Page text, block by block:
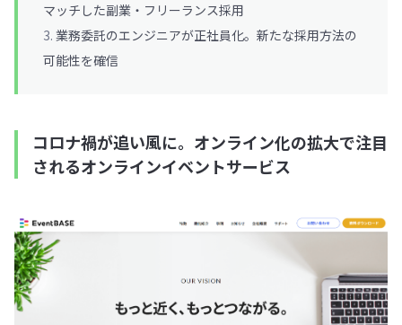
マッチした副業・フリーランス採用
業務委託のエンジニアが正社員化。新たな採用方法の
可能性を確信
コロナ禍が追い風に。オンライン化の拡大で注目
されるオンラインイベントサービス